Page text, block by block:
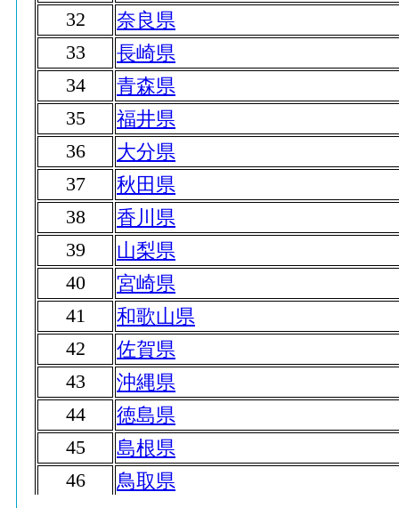
32
奈良県
33
長崎県
34
青森県
35
福井県
36
大分県
37
秋田県
38
香川県
39
山梨県
40
宮崎県
41
和歌山県
42
佐賀県
43
沖縄県
44
徳島県
45
島根県
46
鳥取県